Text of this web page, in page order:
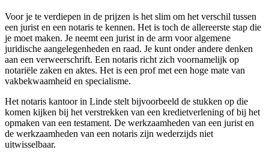
Voor je te verdiepen in de prijzen is het slim om het verschil tussen
een jurist en een notaris te kennen. Het is toch de allereerste stap die
je moet maken. Je neemt een jurist in de arm voor algemene
juridische aangelegenheden en raad. Je kunt onder andere denken
aan een verweerschrift. Een notaris richt zich voornamelijk op
notariële zaken en aktes. Het is een prof met een hoge mate van
vakbekwaamheid en specialisme.
Het notaris kantoor in Linde stelt bijvoorbeeld de stukken op die
komen kijken bij het verstrekken van een kredietverlening of bij het
opmaken van een testament. De werkzaamheden van een jurist en
de werkzaamheden van een notaris zijn wederzijds niet
uitwisselbaar.